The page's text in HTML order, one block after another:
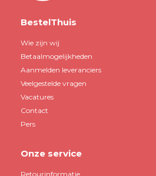
BestelThuis
Wie zijn wij
Betaalmogelijkheden
Aanmelden leveranciers
Veelgestelde vragen
Vacatures
Contact
Pers
Onze service
Retourinformatie